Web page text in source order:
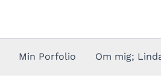
Min Porfolio Om mig;